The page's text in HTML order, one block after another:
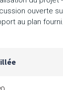
ouverte
au plan